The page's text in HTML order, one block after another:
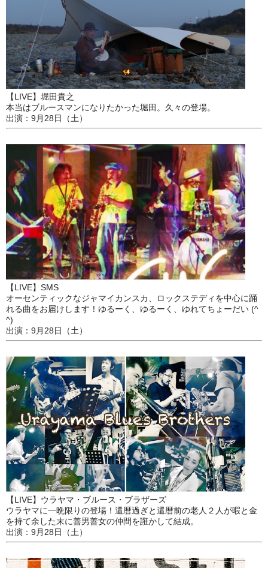
【LIVE】堀田貴之
本当はブルースマンになりたかった堀田。久々の登場。
出演：9月28日（土）
【LIVE】SMS
オーセンティックなジャマイカンスカ、ロックステディを中心に踊
れる曲をお届けします！ゆるーく、ゆるーく、ゆれてちょーだい (^
^)
出演：9月28日（土）
【LIVE】ウラヤマ・ブルース・ブラザーズ
ウラヤマに一晩限りの登場！還暦過ぎと還暦前の老人２人が暇と金
を持て余した末に善男善女の仲間を誑かして結成。
出演：9月28日（土）